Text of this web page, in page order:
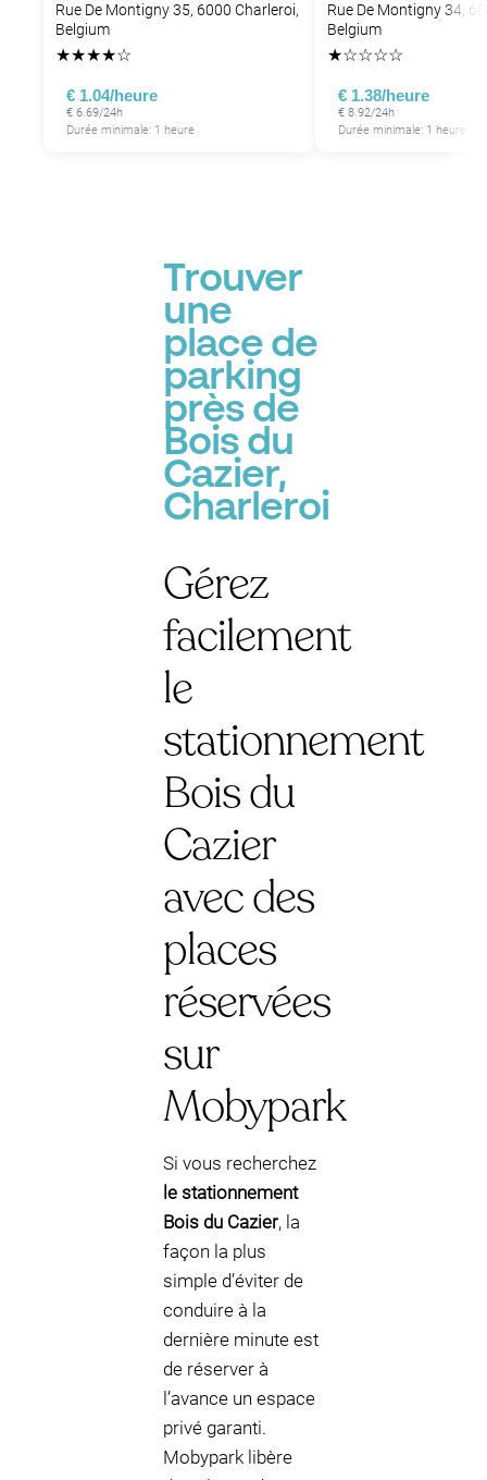
Rue De Montigny 35, 6000 Charleroi,
Belgium
★★★★☆
€ 1.04/heure
€ 6.69/24h
Durée minimale: 1 heure
Rue De Montigny 34,
Belgium
★☆☆☆☆
€ 1.38/heure
€ 8.92/24h
Durée minimale: 1 heure
Trouver
une
place de
parking
près de
Bois du
Cazier,
Charleroi
Gérez
facilement
le
stationnement
Bois du
Cazier
avec des
places
réservées
sur
Mobypark
Si vous recherchez
le stationnement
Bois du Cazier, la
façon la plus
simple d’éviter de
conduire à la
dernière minute est
de réserver à
l’avance un espace
privé garanti.
Mobypark libère